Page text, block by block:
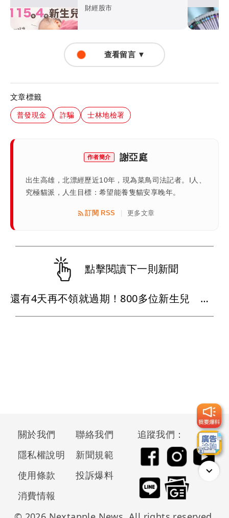
領普發1萬元
財經股市
查看留言 ▼
文章標籤
普發現金 詐騙 士林地檢署
作者簡介 謝亞庭
出生高雄，北漂經歷近10年，現為菜鳥司法記者。I人、
究極貓派，人生目標：希望能養隻貓安享晚年。
訂閱 RSS 更多文章
點擊閱讀下一則新聞
還有4天再不領就過期！800多位新生兒 爸媽快來領普發1萬元
關於我們
聯絡我們
隱私權說明
新聞規範
使用條款
投訴爆料
消費情報
追蹤我們：